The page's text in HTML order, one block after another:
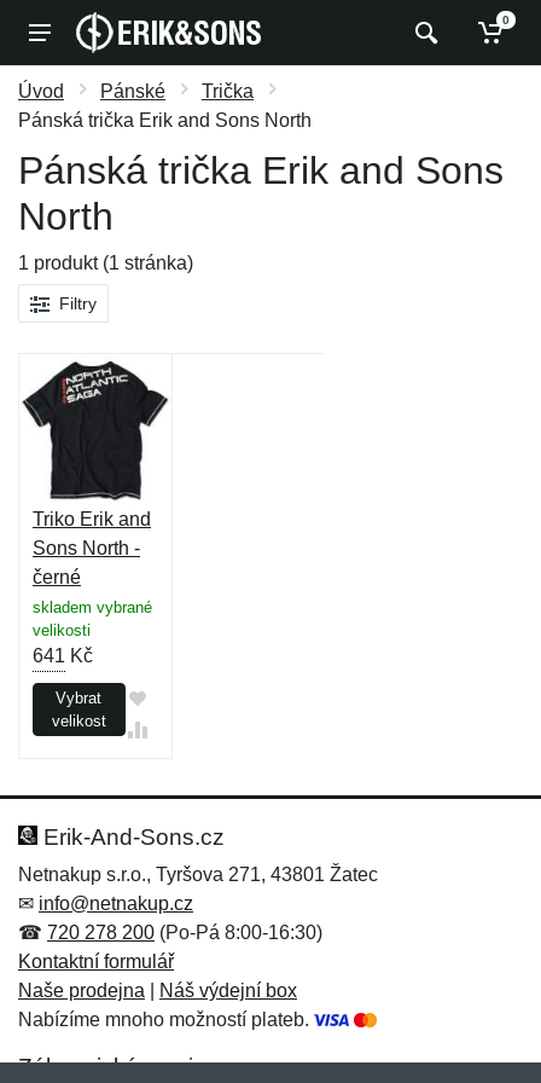
0
Úvod Pánské
Trička
Pánská trička Erik and Sons North
Pánská trička Erik and Sons
North
1 produkt (1 stránka)
Filtry
Triko Erik and
Sons North -
černé
skladem vybrané
velikosti
641 Kč
Vybrat
velikost
Erik-And-Sons.cz
Netnakup s.r.o., Tyršova 271, 43801 Žatec
✉ info@netnakup.cz
☎ 720 278 200 (Po-Pá 8:00-16:30)
Kontaktní formulář
Naše prodejna
Náš výdejní box
Nabízíme mnoho možností plateb.
Zákaznický servis